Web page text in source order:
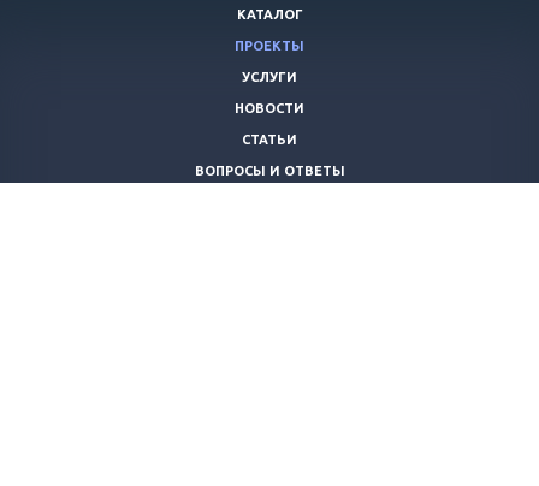
КАТАЛОГ
ПРОЕКТЫ
УСЛУГИ
НОВОСТИ
СТАТЬИ
ВОПРОСЫ И ОТВЕТЫ